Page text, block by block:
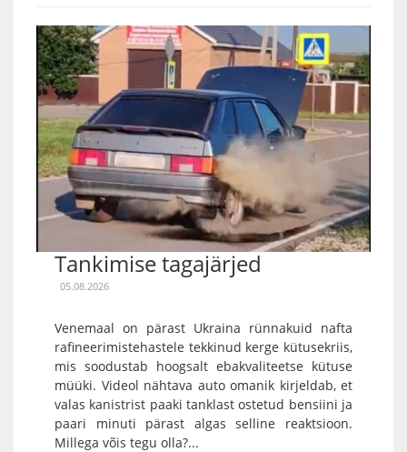
Tankimise tagajärjed
05.08.2026
Venemaal on pärast Ukraina rünnakuid nafta
rafineerimistehastele tekkinud kerge kütusekriis,
mis soodustab hoogsalt ebakvaliteetse kütuse
müüki. Videol nähtava auto omanik kirjeldab, et
valas kanistrist paaki tanklast ostetud bensiini ja
paari minuti pärast algas selline reaktsioon.
Millega võis tegu olla?...